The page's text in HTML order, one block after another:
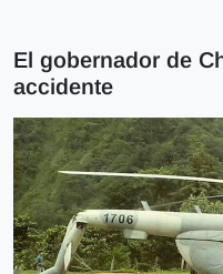
El gobernador de
accidente